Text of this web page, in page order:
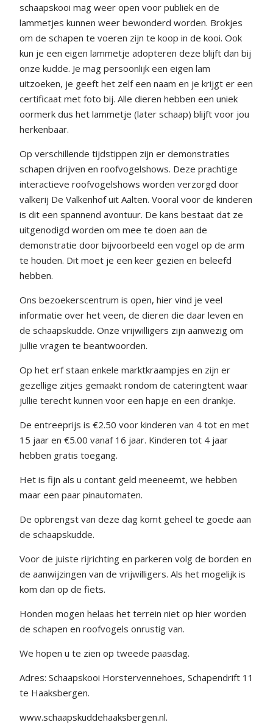
schaapskooi mag weer open voor publiek en de
lammetjes kunnen weer bewonderd worden. Brokjes
om de schapen te voeren zijn te koop in de kooi. Ook
kun je een eigen lammetje adopteren deze blijft dan bij
onze kudde. Je mag persoonlijk een eigen lam
uitzoeken, je geeft het zelf een naam en je krijgt er een
certificaat met foto bij. Alle dieren hebben een uniek
oormerk dus het lammetje (later schaap) blijft voor jou
herkenbaar.
Op verschillende tijdstippen zijn er demonstraties
schapen drijven en roofvogelshows. Deze prachtige
interactieve roofvogelshows worden verzorgd door
valkerij De Valkenhof uit Aalten. Vooral voor de kinderen
is dit een spannend avontuur. De kans bestaat dat ze
uitgenodigd worden om mee te doen aan de
demonstratie door bijvoorbeeld een vogel op de arm
te houden. Dit moet je een keer gezien en beleefd
hebben.
Ons bezoekerscentrum is open, hier vind je veel
informatie over het veen, de dieren die daar leven en
de schaapskudde. Onze vrijwilligers zijn aanwezig om
jullie vragen te beantwoorden.
Op het erf staan enkele marktkraampjes en zijn er
gezellige zitjes gemaakt rondom de cateringtent waar
jullie terecht kunnen voor een hapje en een drankje.
De entreeprijs is €2.50 voor kinderen van 4 tot en met
15 jaar en €5.00 vanaf 16 jaar. Kinderen tot 4 jaar
hebben gratis toegang.
Het is fijn als u contant geld meeneemt, we hebben
maar een paar pinautomaten.
De opbrengst van deze dag komt geheel te goede aan
de schaapskudde.
Voor de juiste rijrichting en parkeren volg de borden en
de aanwijzingen van de vrijwilligers. Als het mogelijk is
kom dan op de fiets.
Honden mogen helaas het terrein niet op hier worden
de schapen en roofvogels onrustig van.
We hopen u te zien op tweede paasdag.
Adres: Schaapskooi Horstervennehoes, Schapendrift 11
te Haaksbergen.
www.schaapskuddehaaksbergen.nl.